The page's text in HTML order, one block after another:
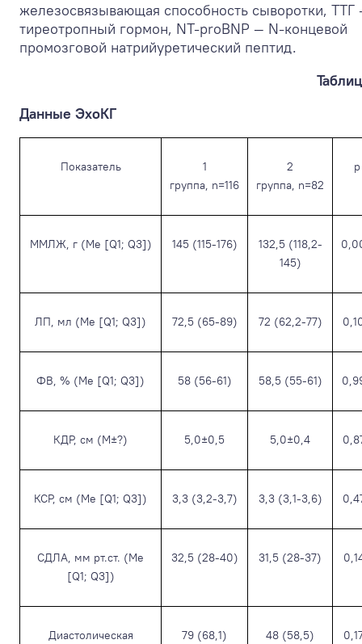
железосвязывающая способность сыворотки, ТТГ
тиреотропный гормон, NT-proBNP — N-концевой
промозговой натрийуретический пептид.
Данные ЭхоКГ
Показатель
1
группа, n=116
2
группа, n=82
p
ММЛЖ, г (Me [Q1; Q3]) 145 (115-176)
132,5 (118,2-
145)
ЛП, мл (Me [Q1; Q3]) 72,5 (65-89) 72 (62,2-77)
ФВ, % (Me [Q1; Q3]) 58 (56-61) 58,5 (55-61)
КДР, см (M±?) 5,0±0,5 5,0±0,4
КСР, см (Me [Q1; Q3]) 3,3 (3,2-3,7) 3,3 (3,1-3,6)
СДЛА, мм рт.ст. (Me
[Q1; Q3])
32,5 (28-40) 31,5 (28-37)
Диастолическая
79 (68,1) 48 (58,5)